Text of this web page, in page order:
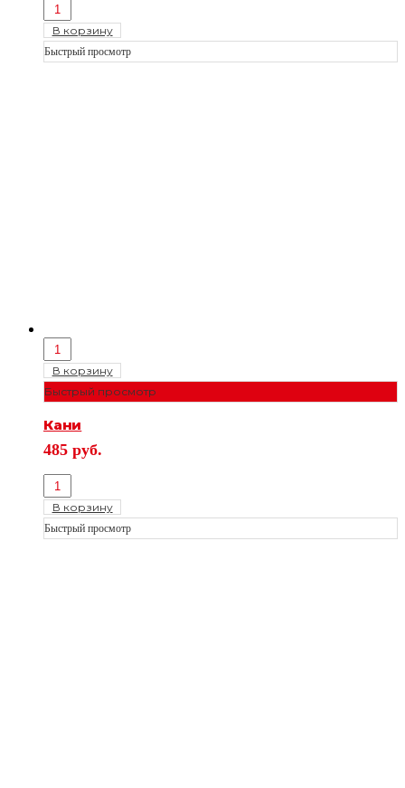
В корзину
Быстрый просмотр
В корзину
Быстрый просмотр
Кани
485 руб.
В корзину
Быстрый просмотр